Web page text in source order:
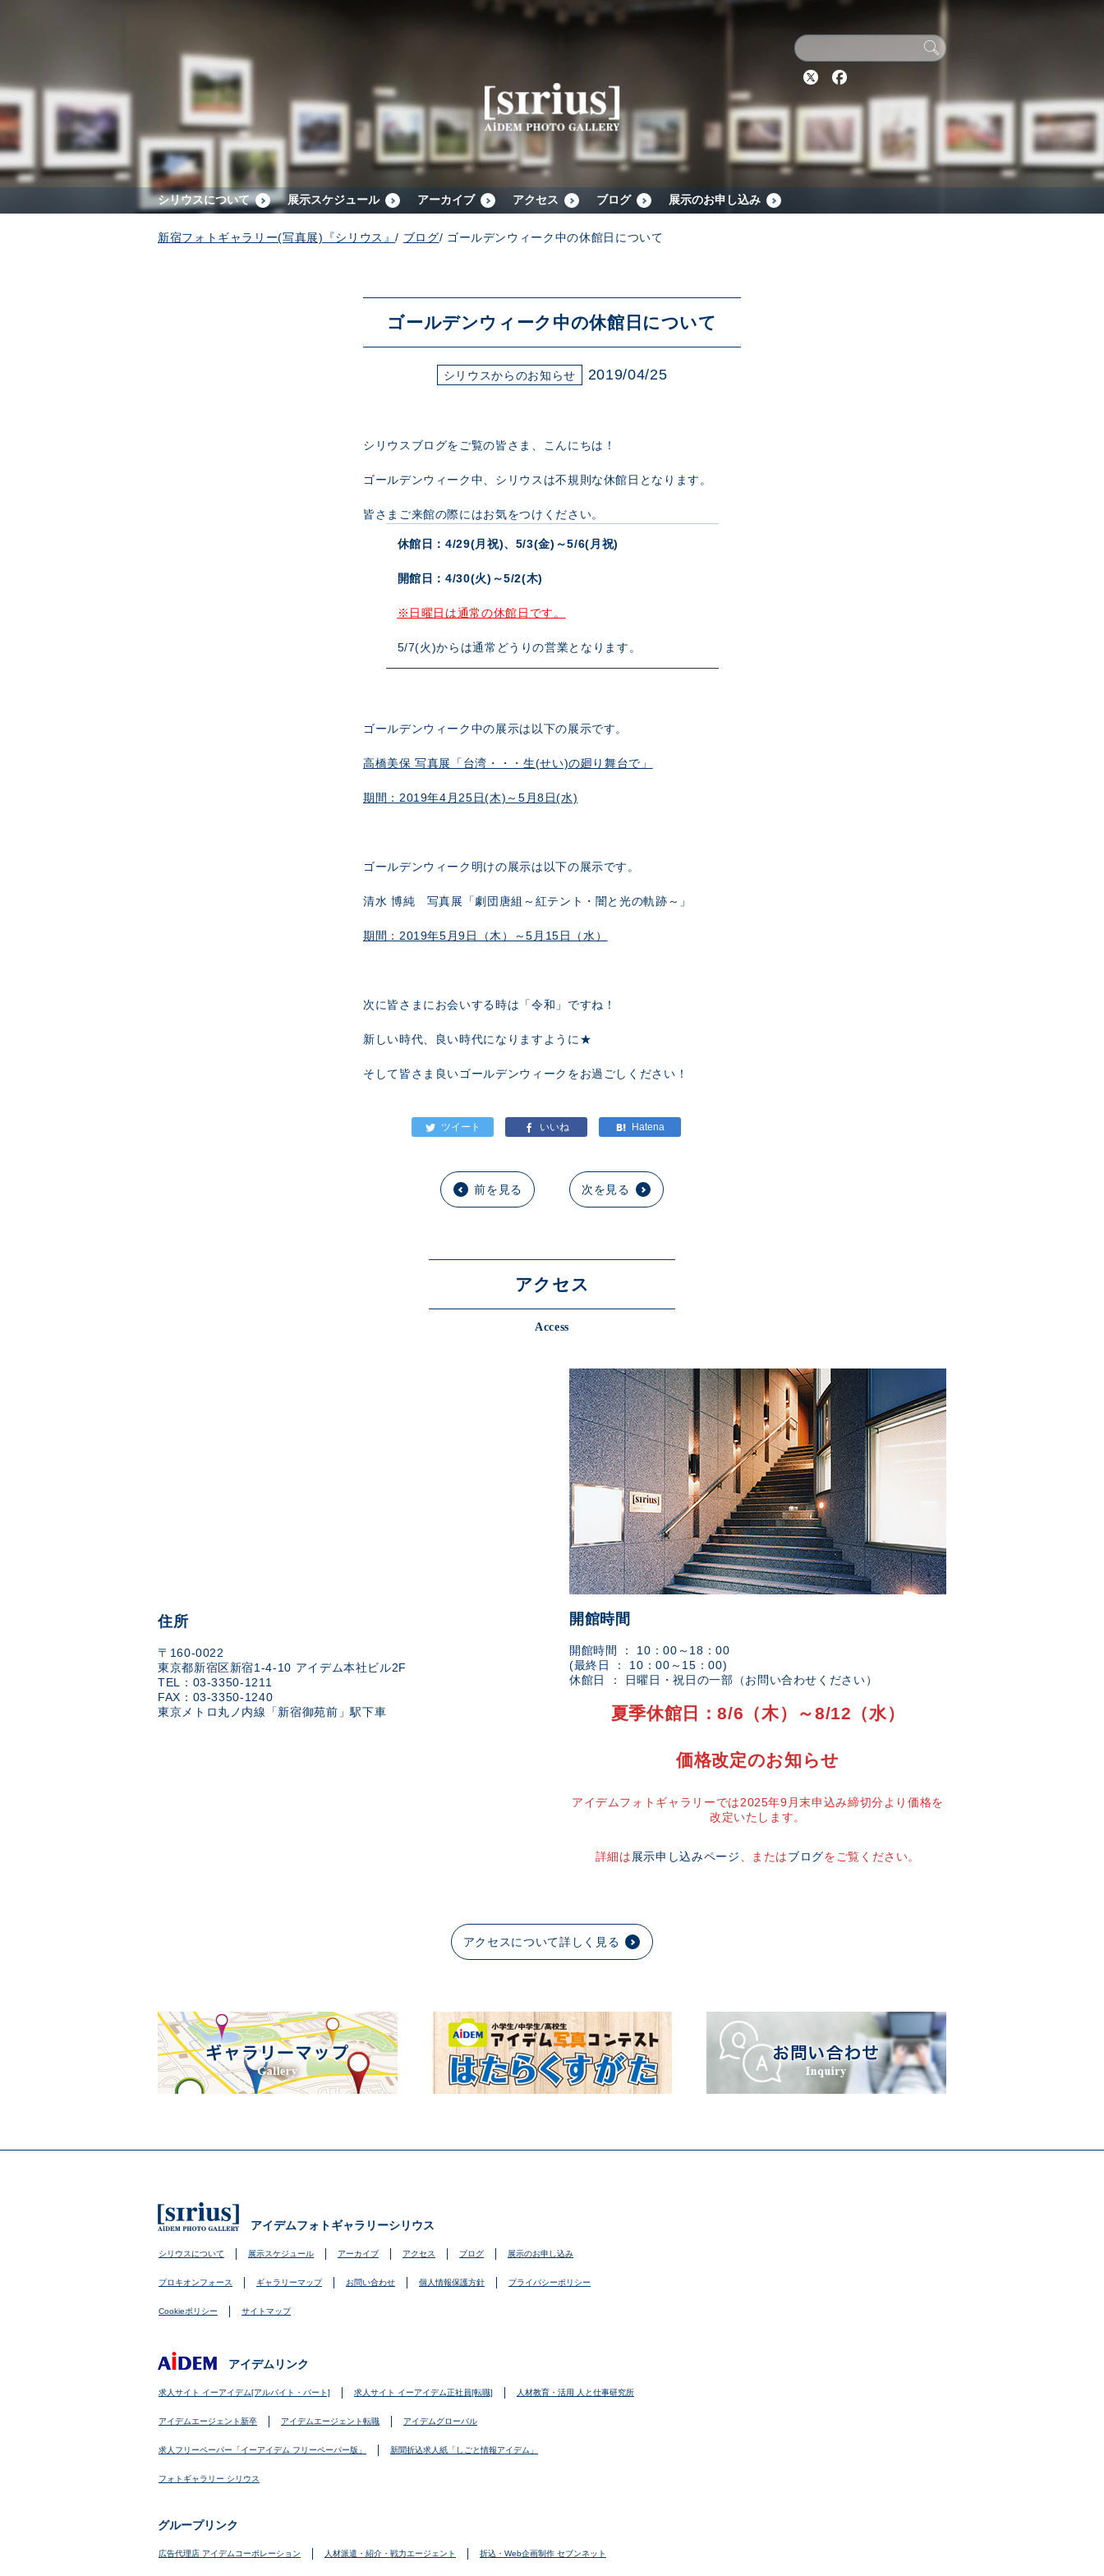
Twitter
シリウスについて 展示スケジュール アーカイブ アクセス ブログ 展示のお申し込み
新宿フォトギャラリー(写真展)『シリウス』/ ブログ/ ゴールデンウィーク中の休館日について
ゴールデンウィーク中の休館日について
シリウスからのお知らせ 2019/04/25
シリウスブログをご覧の皆さま、こんにちは！
ゴールデンウィーク中、シリウスは不規則な休館日となります。
皆さまご来館の際にはお気をつけください。
休館日：4/29(月祝)、5/3(金)～5/6(月祝)
開館日：4/30(火)～5/2(木)
※日曜日は通常の休館日です。
5/7(火)からは通常どうりの営業となります。
ゴールデンウィーク中の展示は以下の展示です。
高橋美保 写真展「台湾・・・生(せい)の廻り舞台で」
期間：2019年4月25日(木)～5月8日(水)
ゴールデンウィーク明けの展示は以下の展示です。
清水 博純 写真展「劇団唐組～紅テント・闇と光の軌跡～」
期間：2019年5月9日（木）～5月15日（水）
次に皆さまにお会いする時は「令和」ですね！
新しい時代、良い時代になりますように★
そして皆さま良いゴールデンウィークをお過ごしください！
前を見る 次を見る
アクセス
Access
住所
〒160-0022
東京都新宿区新宿1-4-10 アイデム本社ビル2F
TEL：03-3350-1211
FAX：03-3350-1240
東京メトロ丸ノ内線「新宿御苑前」駅下車
開館時間
開館時間 ： 10：00～18：00
(最終日 ： 10：00～15：00)
休館日 ： 日曜日・祝日の一部（お問い合わせください）
夏季休館日：8/6（木）～8/12（水）
価格改定のお知らせ
アイデムフォトギャラリーでは2025年9月末申込み締切分より価格を
改定いたします。
詳細は展示申し込みページ、またはブログをご覧ください。
アクセスについて詳しく見る
アイデムフォトギャラリーシリウス
シリウスについて 展示スケジュール アーカイブ アクセス ブログ 展示のお申し込み
プロキオンフォース ギャラリーマップ お問い合わせ 個人情報保護方針 プライバシーポリシー
Cookieポリシー サイトマップ
アイデムリンク
求人サイト イーアイデム[アルバイト・パート] 求人サイト イーアイデム正社員[転職] 人材教育・活用 人と仕事研究所
アイデムエージェント新卒 アイデムエージェント転職 アイデムグローバル
求人フリーペーパー「イーアイデム フリーペーパー版」 新聞折込求人紙「しごと情報アイデム」
フォトギャラリー シリウス
グループリンク
広告代理店 アイデムコーポレーション 人材派遣・紹介・戦力エージェント 折込・Web企画制作 セブンネット
展示スケジュール
アーカイブ
ブログ
展示のお申し込み